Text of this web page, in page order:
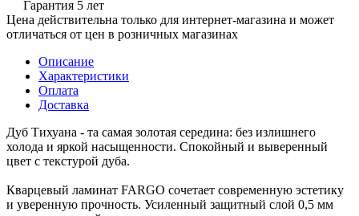
Гарантия 5 лет
Цена действительна только для интернет-магазина и может
отличаться от цен в розничных магазинах
Описание
Характеристики
Оплата
Доставка
Дуб Тихуана - та самая золотая середина: без излишнего
холода и яркой насыщенности. Спокойный и выверенный
цвет с текстурой дуба.
Кварцевый ламинат FARGO сочетает современную эстетику
и уверенную прочность. Усиленный защитный слой 0,5 мм